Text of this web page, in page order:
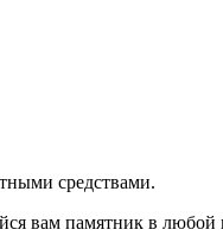
средствами.
вам памятник в